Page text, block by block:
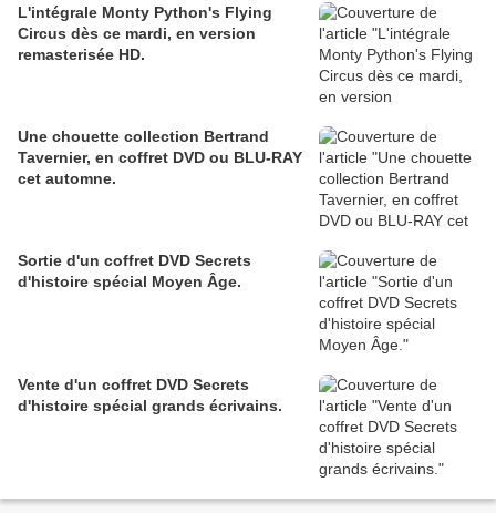
L'intégrale Monty Python's Flying
Circus dès ce mardi, en version
remasterisée HD.
Une chouette collection Bertrand
Tavernier, en coffret DVD ou BLU-RAY
cet automne.
Sortie d'un coffret DVD Secrets
d'histoire spécial Moyen Âge.
Vente d'un coffret DVD Secrets
d'histoire spécial grands écrivains.